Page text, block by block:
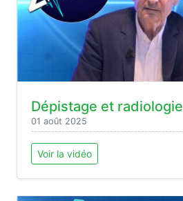
Dépistage et radiologie
01 août 2025
Voir la vidéo